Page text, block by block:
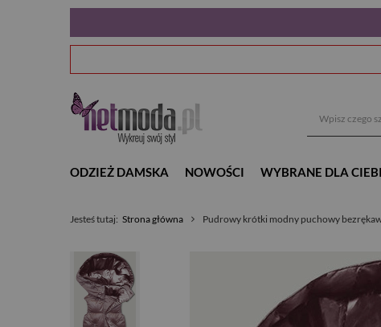
ODZIEŻ DAMSKA NOWOŚCI WYBRANE DLA
Jesteś tutaj: Strona główna Pudrowy krótki modny puchowy